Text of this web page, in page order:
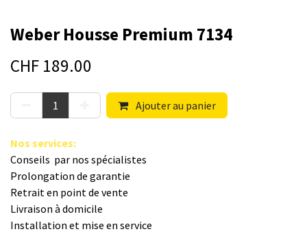
Weber Housse Premium 7134
CHF 189.00
Ajouter au panier
Nos s​ervices:
Conseils par nos spé​cialistes
Prolongation de garantie
Retrait en point de vente
Livraison à domicile
Installation et mise en service